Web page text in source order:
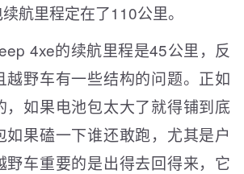
航里程定在了110公里。
4xe的续航里程是45公里，反
越野车有一些结构的问题。正如
，如果电池包太大了就得铺到底
如果磕一下谁还敢跑，尤其是户
野车重要的是出得去回得来，它